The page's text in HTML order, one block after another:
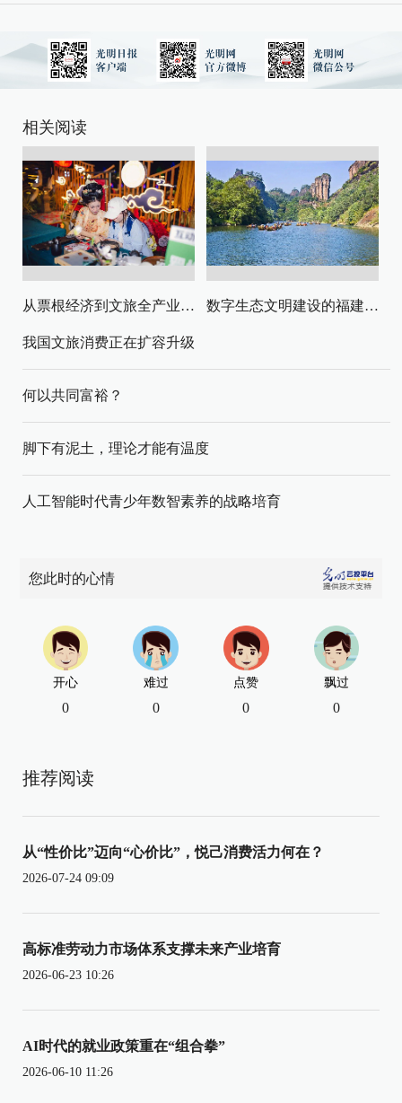
相关阅读
从票根经济到文旅全产业链升级 数字生态文明建设的福建路径与启示
我国文旅消费正在扩容升级
何以共同富裕？
脚下有泥土，理论才能有温度
人工智能时代青少年数智素养的战略培育
您此时的心情
开心
0
难过
0
点赞
0
飘过
0
推荐阅读
从“性价比”迈向“心价比”，悦己消费活力何在？
2026-07-24 09:09
高标准劳动力市场体系支撑未来产业培育
2026-06-23 10:26
AI时代的就业政策重在“组合拳”
2026-06-10 11:26